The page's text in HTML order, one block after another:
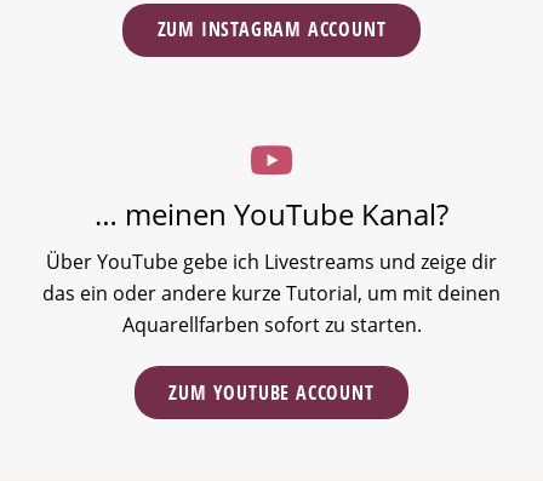
ZUM INSTAGRAM ACCOUNT
… meinen YouTube Kanal?
Über YouTube gebe ich Livestreams und zeige dir
das ein oder andere kurze Tutorial, um mit deinen
Aquarellfarben sofort zu starten.
ZUM YOUTUBE ACCOUNT